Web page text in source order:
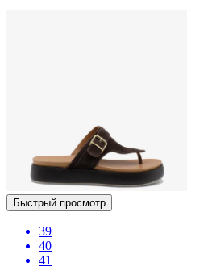
Быстрый просмотр
39
40
41